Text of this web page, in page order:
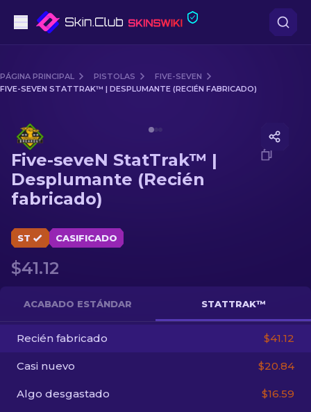
Gama media
Fusiles de Francotirador
Cuchillos
Guantes
Cajas
Otro
ES
PÁGINA PRINCIPAL PISTOLAS
FIVE-SEVEN
FIVE-SEVEN STATTRAK™ | DESPLUMANTE (RECIÉN FABRICADO)
Five-seveN StatTrak™ |
Desplumante (Recién
fabricado)
ST CASIFICADO
$41.12
ACABADO ESTÁNDAR STATTRAK™
Recién fabricado $41.12
Casi nuevo $20.84
Algo desgastado $16.59